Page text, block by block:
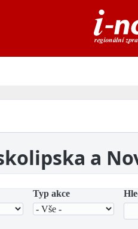
a
Typ akce